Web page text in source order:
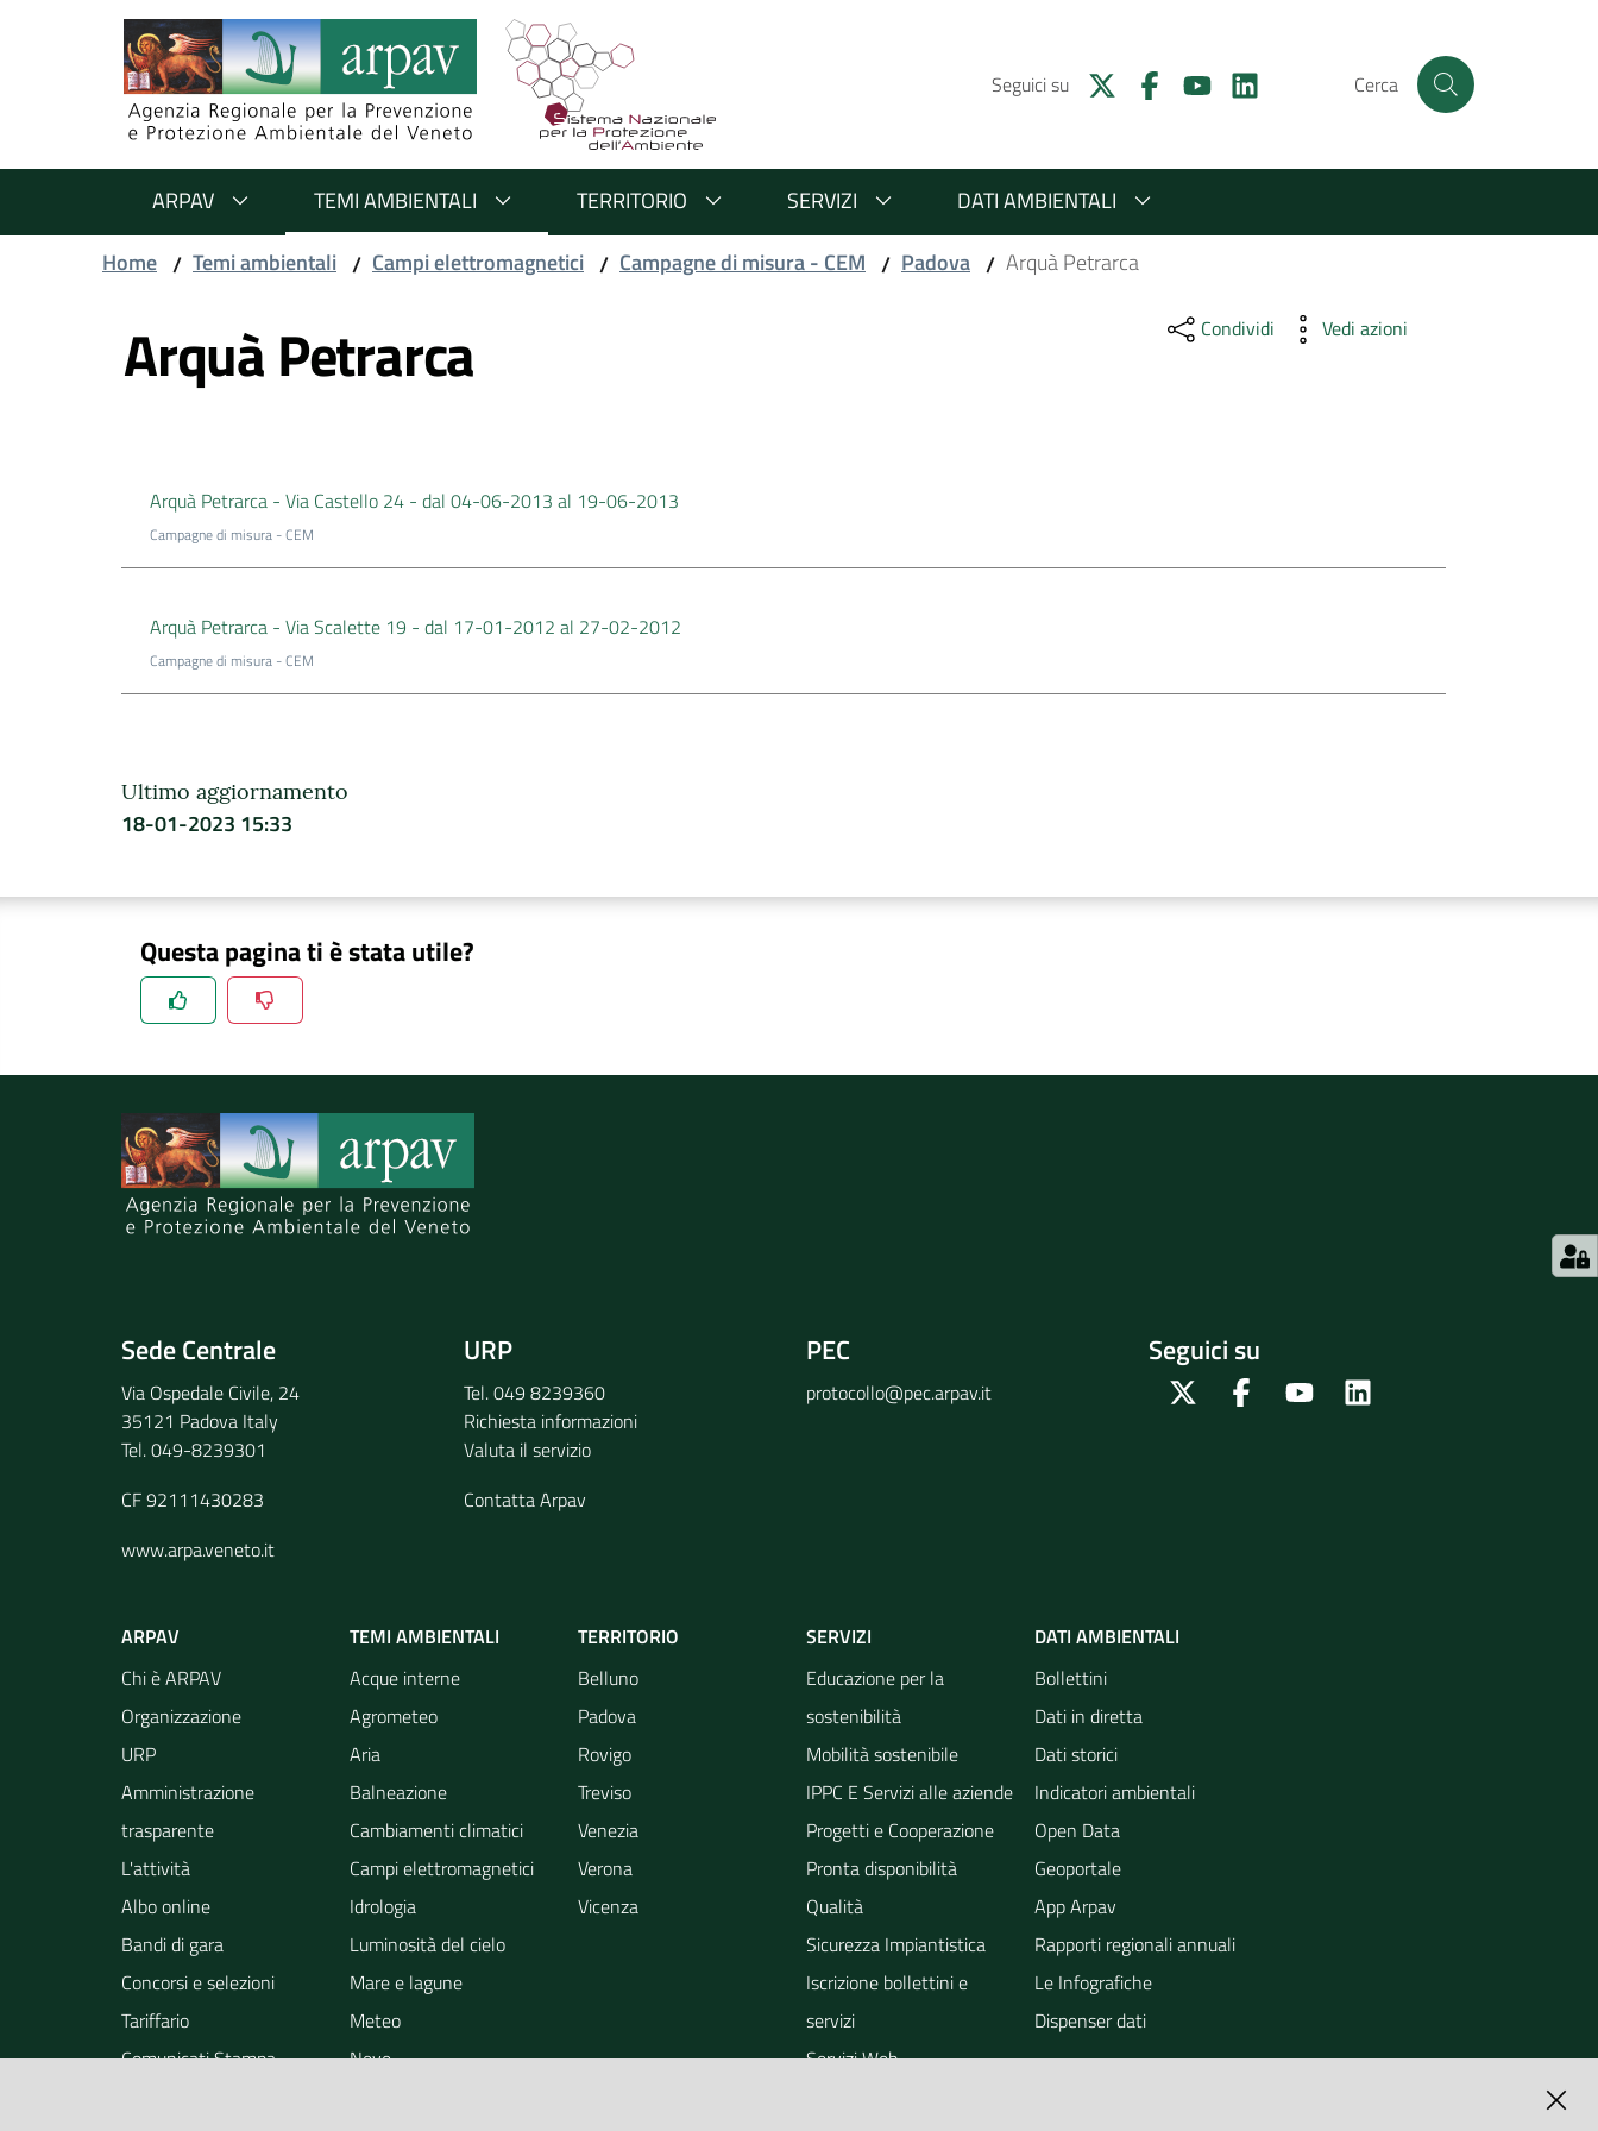
Salta al contenuto
Salta alla navigazione
Salta al footer
Seguici su Cerca
ARPAV TEMI AMBIENTALI TERRITORIO SERVIZI
DATI AMBIENTALI
Home / Temi ambientali / Campi elettromagnetici / Campagne di misura - CEM / Padova / Arquà Petrarca
Arquà Petrarca Condividi Vedi azioni
Arquà Petrarca - Via Castello 24 - dal 04-06-2013 al 19-06-2013
Campagne di misura - CEM
Arquà Petrarca - Via Scalette 19 - dal 17-01-2012 al 27-02-2012
Campagne di misura - CEM
Ultimo aggiornamento
18-01-2023 15:33
Questa pagina ti è stata utile?
Spiegaci perchè, e aiutaci a migliorare il servizio
Sede Centrale
Via Ospedale Civile, 24
35121 Padova Italy
Tel. 049-8239301
CF 92111430283
www.arpa.veneto.it
URP
Tel. 049 8239360
Richiesta informazioni
Valuta il servizio
Contatta Arpav
PEC
protocollo@pec.arpav.it
Seguici su
Twitter FacebookYoutube
ARPAV
Chi è ARPAV
Organizzazione
URP
Amministrazione
trasparente
L'attività
Albo online
Bandi di gara
Concorsi e selezioni
Tariffario
Comunicati Stampa
TEMI AMBIENTALI
Acque interne
Agrometeo
Aria
Balneazione
Cambiamenti climatici
Campi elettromagnetici
Idrologia
Luminosità del cielo
Mare e lagune
Meteo
Neve
TERRITORIO
Belluno
Padova
Rovigo
Treviso
Venezia
Verona
Vicenza
SERVIZI
Educazione per la
sostenibilità
Mobilità sostenibile
IPPC E Servizi alle aziende
Progetti e Cooperazione
Pronta disponibilità
Qualità
Sicurezza Impiantistica
Iscrizione bollettini e
servizi
Servizi Web
DATI AMBIENTALI
Bollettini
Dati in diretta
Dati storici
Indicatori ambientali
Open Data
Geoportale
App Arpav
Rapporti regionali annuali
Le Infografiche
Dispenser dati